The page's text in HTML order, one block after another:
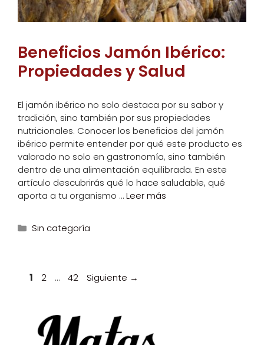
Beneficios Jamón Ibérico:
Propiedades y Salud
El jamón ibérico no solo destaca por su sabor y
tradición, sino también por sus propiedades
nutricionales. Conocer los beneficios del jamón
ibérico permite entender por qué este producto es
valorado no solo en gastronomía, sino también
dentro de una alimentación equilibrada. En este
artículo descubrirás qué lo hace saludable, qué
aporta a tu organismo …Leer más
Categorías
Sin categoría
Página
1 Página
2 … Página
42 Siguiente →